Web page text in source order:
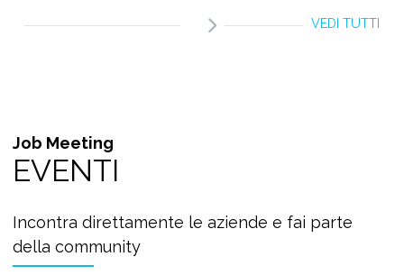
VEDI TUTTI
Job Meeting
EVENTI
Incontra direttamente le aziende e fai parte
della community